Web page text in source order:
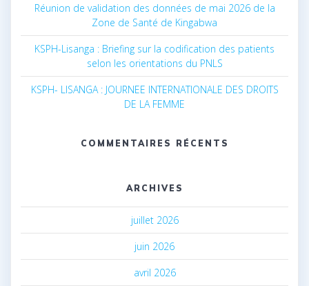
Réunion de validation des données de mai 2026 de la
Zone de Santé de Kingabwa
KSPH-Lisanga : Briefing sur la codification des patients
selon les orientations du PNLS
KSPH- LISANGA : JOURNEE INTERNATIONALE DES DROITS
DE LA FEMME
COMMENTAIRES RÉCENTS
ARCHIVES
juillet 2026
juin 2026
avril 2026